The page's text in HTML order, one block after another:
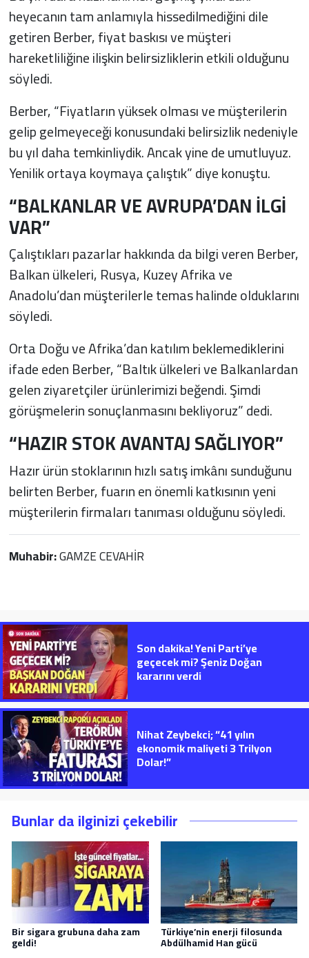
heyecanın tam anlamıyla hissedilmediğini dile
getiren Berber, fiyat baskısı ve müşteri
hareketliliğine ilişkin belirsizliklerin etkili olduğunu
söyledi.
Berber, “Fiyatların yüksek olması ve müşterilerin
gelip gelmeyeceği konusundaki belirsizlik nedeniyle
bu yıl daha temkinliydik. Ancak yine de umutluyuz.
Yenilik ortaya koymaya çalıştık” diye konuştu.
“BALKANLAR VE AVRUPA’DAN İLGİ
VAR”
Çalıştıkları pazarlar hakkında da bilgi veren Berber,
Balkan ülkeleri, Rusya, Kuzey Afrika ve
Anadolu’dan müşterilerle temas halinde olduklarını
söyledi.
Orta Doğu ve Afrika’dan katılım beklemediklerini
ifade eden Berber, “Baltık ülkeleri ve Balkanlardan
gelen ziyaretçiler ürünlerimizi beğendi. Şimdi
görüşmelerin sonuçlanmasını bekliyoruz” dedi.
“HAZIR STOK AVANTAJ SAĞLIYOR”
Hazır ürün stoklarının hızlı satış imkânı sunduğunu
belirten Berber, fuarın en önemli katkısının yeni
müşterilerin firmaları tanıması olduğunu söyledi.
Muhabir:GAMZE CEVAHİR
Son dakika! Yeni Parti’ye
geçecek mi? Şeniz Doğan
kararını verdi
Nihat Zeybekci; “41 yılın
ekonomik maliyeti 3 Trilyon
Dolar!”
Bunlar da ilginizi çekebilir
Bir sigara grubuna daha zam
geldi!
Türkiye’nin enerji filosunda
Abdülhamid Han gücü